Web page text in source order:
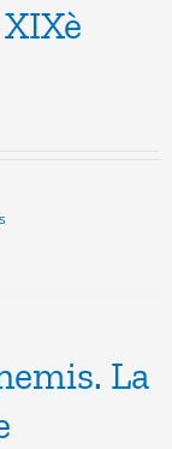
La